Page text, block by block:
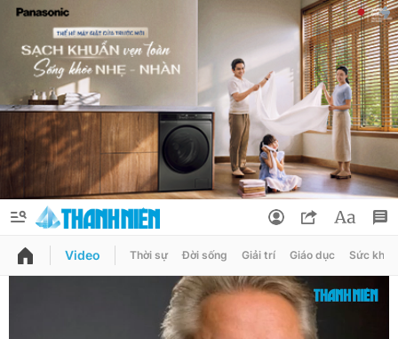
QUẢNG CÁO
Thông tin tài khoản
Video Thời sự Đời sống Giải trí Giáo dục Sức khỏe